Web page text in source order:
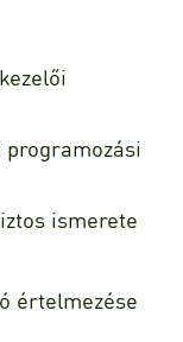
programozási
ismerete
értelmezése